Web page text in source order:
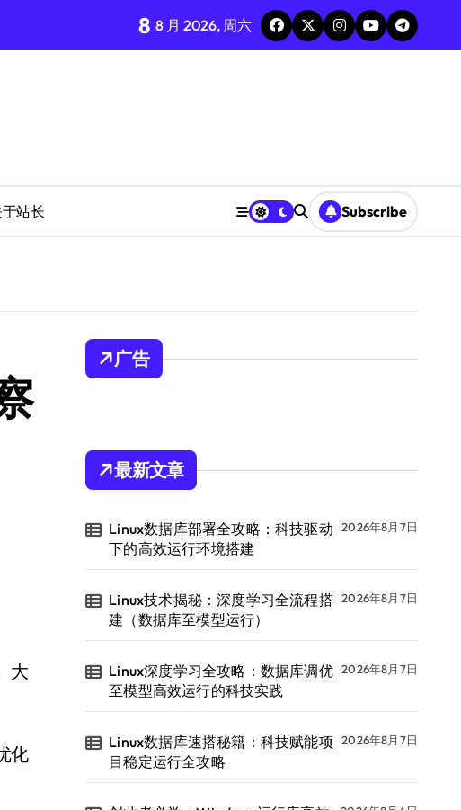
8 8 月 2026, 周六
站长 Subscribe
大
化
广告
最新文章
Linux数据库部署全攻略：科技驱动
下的高效运行环境搭建
2026年8月7日
Linux技术揭秘：深度学习全流程搭
建（数据库至模型运行）
2026年8月7日
Linux深度学习全攻略：数据库调优
至模型高效运行的科技实践
2026年8月7日
Linux数据库速搭秘籍：科技赋能项
目稳定运行全攻略
2026年8月7日